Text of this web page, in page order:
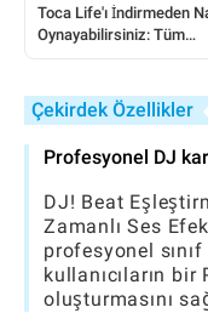
Toca Life'ı İndirmeden
Oynayabilirsiniz: Tüm
Çekirdek Özellikler
Profesyonel DJ
DJ! Beat
Zamanlı Ses
profesyonel
kullanıcıların
oluşturmasını